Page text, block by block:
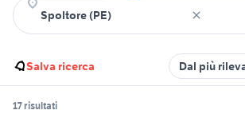
Salva ricerca Dal più
17 risultati